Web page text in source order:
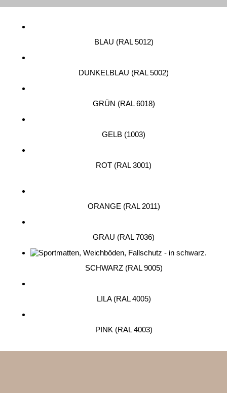
BLAU (RAL 5012)
DUNKELBLAU (RAL 5002)
GRÜN (RAL 6018)
GELB (1003)
ROT (RAL 3001)
ORANGE (RAL 2011)
GRAU (RAL 7036)
SCHWARZ (RAL 9005)
LILA (RAL 4005)
PINK (RAL 4003)